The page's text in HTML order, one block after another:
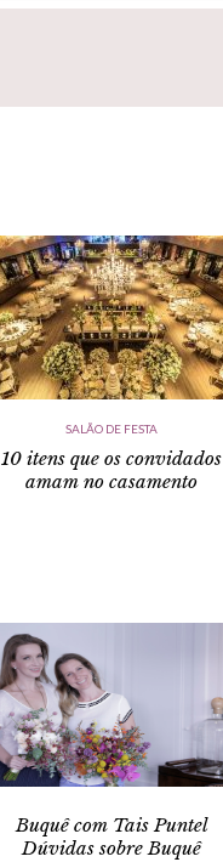
SALÃO DE FESTA
10 itens que os convidados
amam no casamento
Buquê com Tais Puntel
Dúvidas sobre Buquê